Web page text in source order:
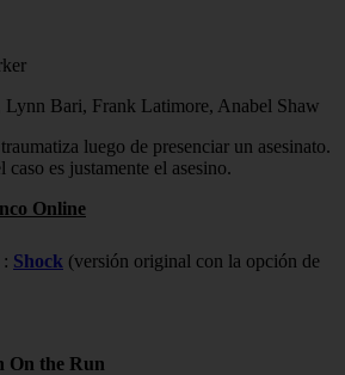
Lynn Bari, Frank Latimore, Anabel Shaw
luego de presenciar un asesinato.
es justamente el asesino.
Online
Shock (versión original con la opción de
On the Run